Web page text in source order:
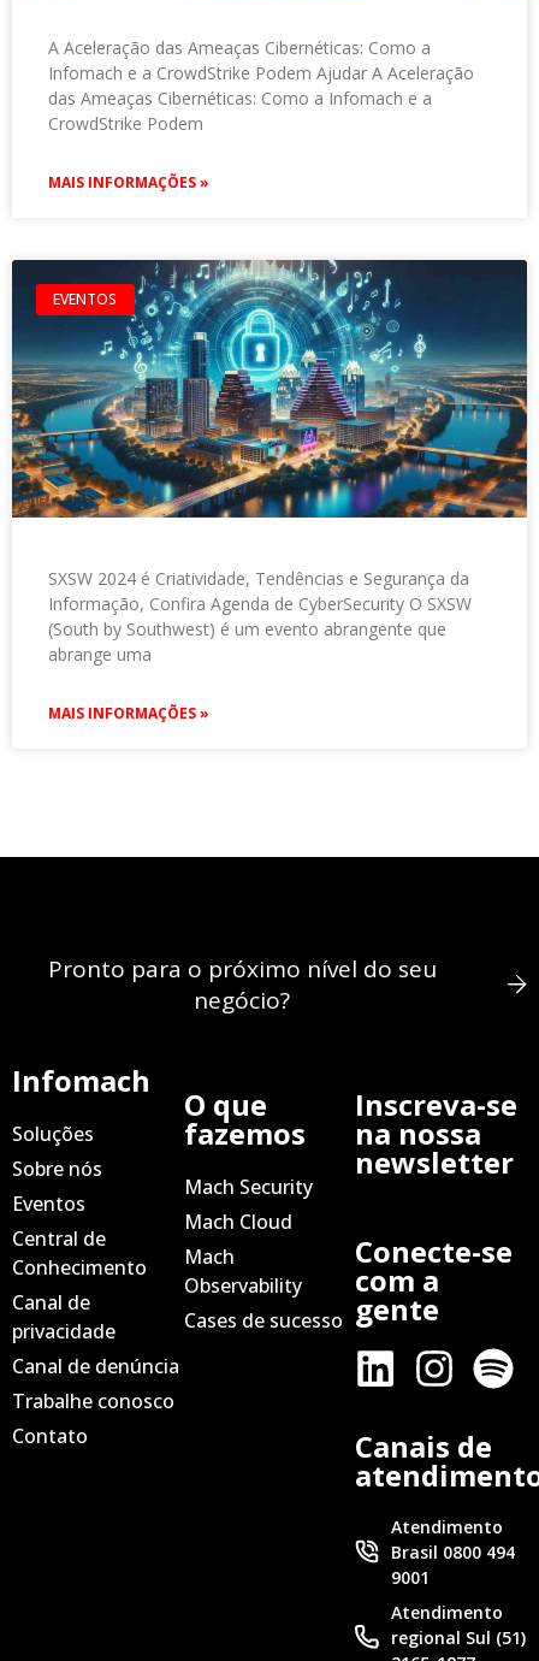
A Aceleração das Ameaças Cibernéticas: Como a
Infomach e a CrowdStrike Podem Ajudar A Aceleração
das Ameaças Cibernéticas: Como a Infomach e a
CrowdStrike Podem
MAIS INFORMAÇÕES »
EVENTOS
SXSW 2024 é Criatividade, Tendências e Segurança da
Informação, Confira Agenda de CyberSecurity O SXSW
(South by Southwest) é um evento abrangente que
abrange uma
MAIS INFORMAÇÕES »
Pronto para o próximo nível do seu
negócio?
Infomach
Soluções
Sobre nós
Eventos
Central de
Conhecimento
Canal de
privacidade
Canal de denúncia
Trabalhe conosco
Contato
O que
fazemos
Mach Security
Mach Cloud
Mach
Observability
Cases de sucesso
Inscreva-se
na nossa
newsletter
Conecte-se
com a
gente
Canais de
Atendimento
Brasil 0800 494
9001
Atendimento
regional Sul (51)